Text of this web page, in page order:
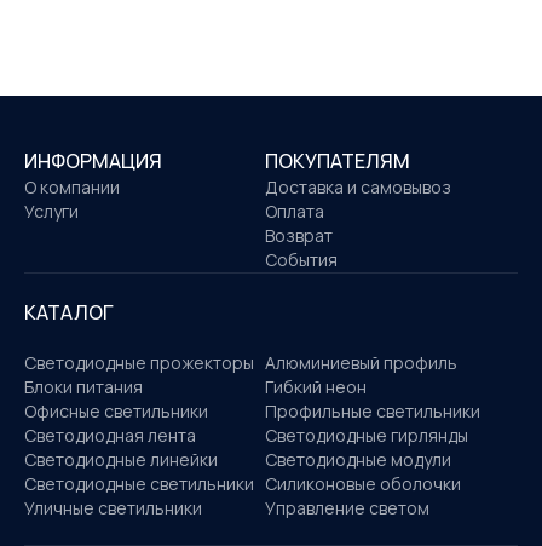
ИНФОРМАЦИЯ
О компании
Услуги
ПОКУПАТЕЛЯМ
Доставка и самовывоз
Оплата
Возврат
События
КАТАЛОГ
Светодиодные прожекторы Алюминиевый профиль
Блоки питания
Гибкий неон
Офисные светильники
Профильные светильники
Светодиодная лента
Светодиодные гирлянды
Светодиодные линейки
Светодиодные модули
Светодиодные светильники Силиконовые оболочки
Уличные светильники
Управление светом